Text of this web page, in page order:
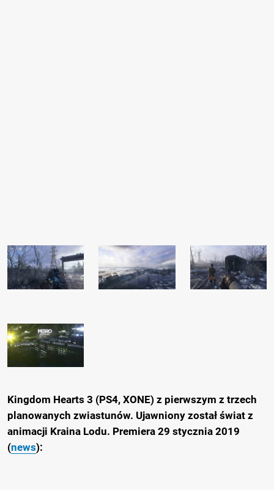
Kingdom Hearts 3 (PS4, XONE) z pierwszym z trzech
planowanych zwiastunów. Ujawniony został świat z
animacji Kraina Lodu. Premiera 29 stycznia 2019
(news):